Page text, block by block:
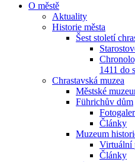
O městě
Aktuality
Historie města
Šest století
1411 do
Chrastavská muzea
Městské
Führichův dům
Články
Muzeum
Virtuální
Články